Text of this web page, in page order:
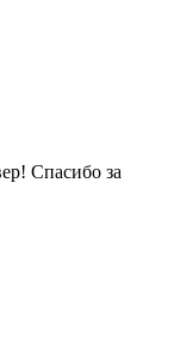
Спасибо за